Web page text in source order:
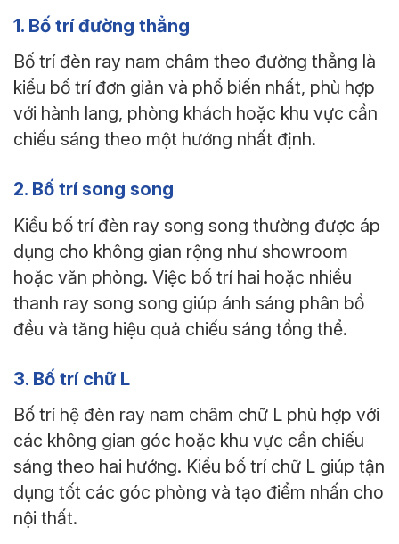
1. Bố trí đường thẳng
Bố trí đèn ray nam châm theo đường thẳng là
kiểu bố trí đơn giản và phổ biến nhất, phù hợp
với hành lang, phòng khách hoặc khu vực cần
chiếu sáng theo một hướng nhất định.
2. Bố trí song song
Kiểu bố trí đèn ray song song thường được áp
dụng cho không gian rộng như showroom
hoặc văn phòng. Việc bố trí hai hoặc nhiều
thanh ray song song giúp ánh sáng phân bổ
đều và tăng hiệu quả chiếu sáng tổng thể.
3. Bố trí chữ L
Bố trí hệ đèn ray nam châm chữ L phù hợp với
các không gian góc hoặc khu vực cần chiếu
sáng theo hai hướng. Kiểu bố trí chữ L giúp tận
dụng tốt các góc phòng và tạo điểm nhấn cho
nội thất.